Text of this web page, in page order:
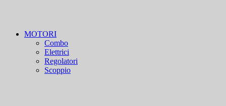
MOTORI
Combo
Elettrici
Regolatori
Scoppio